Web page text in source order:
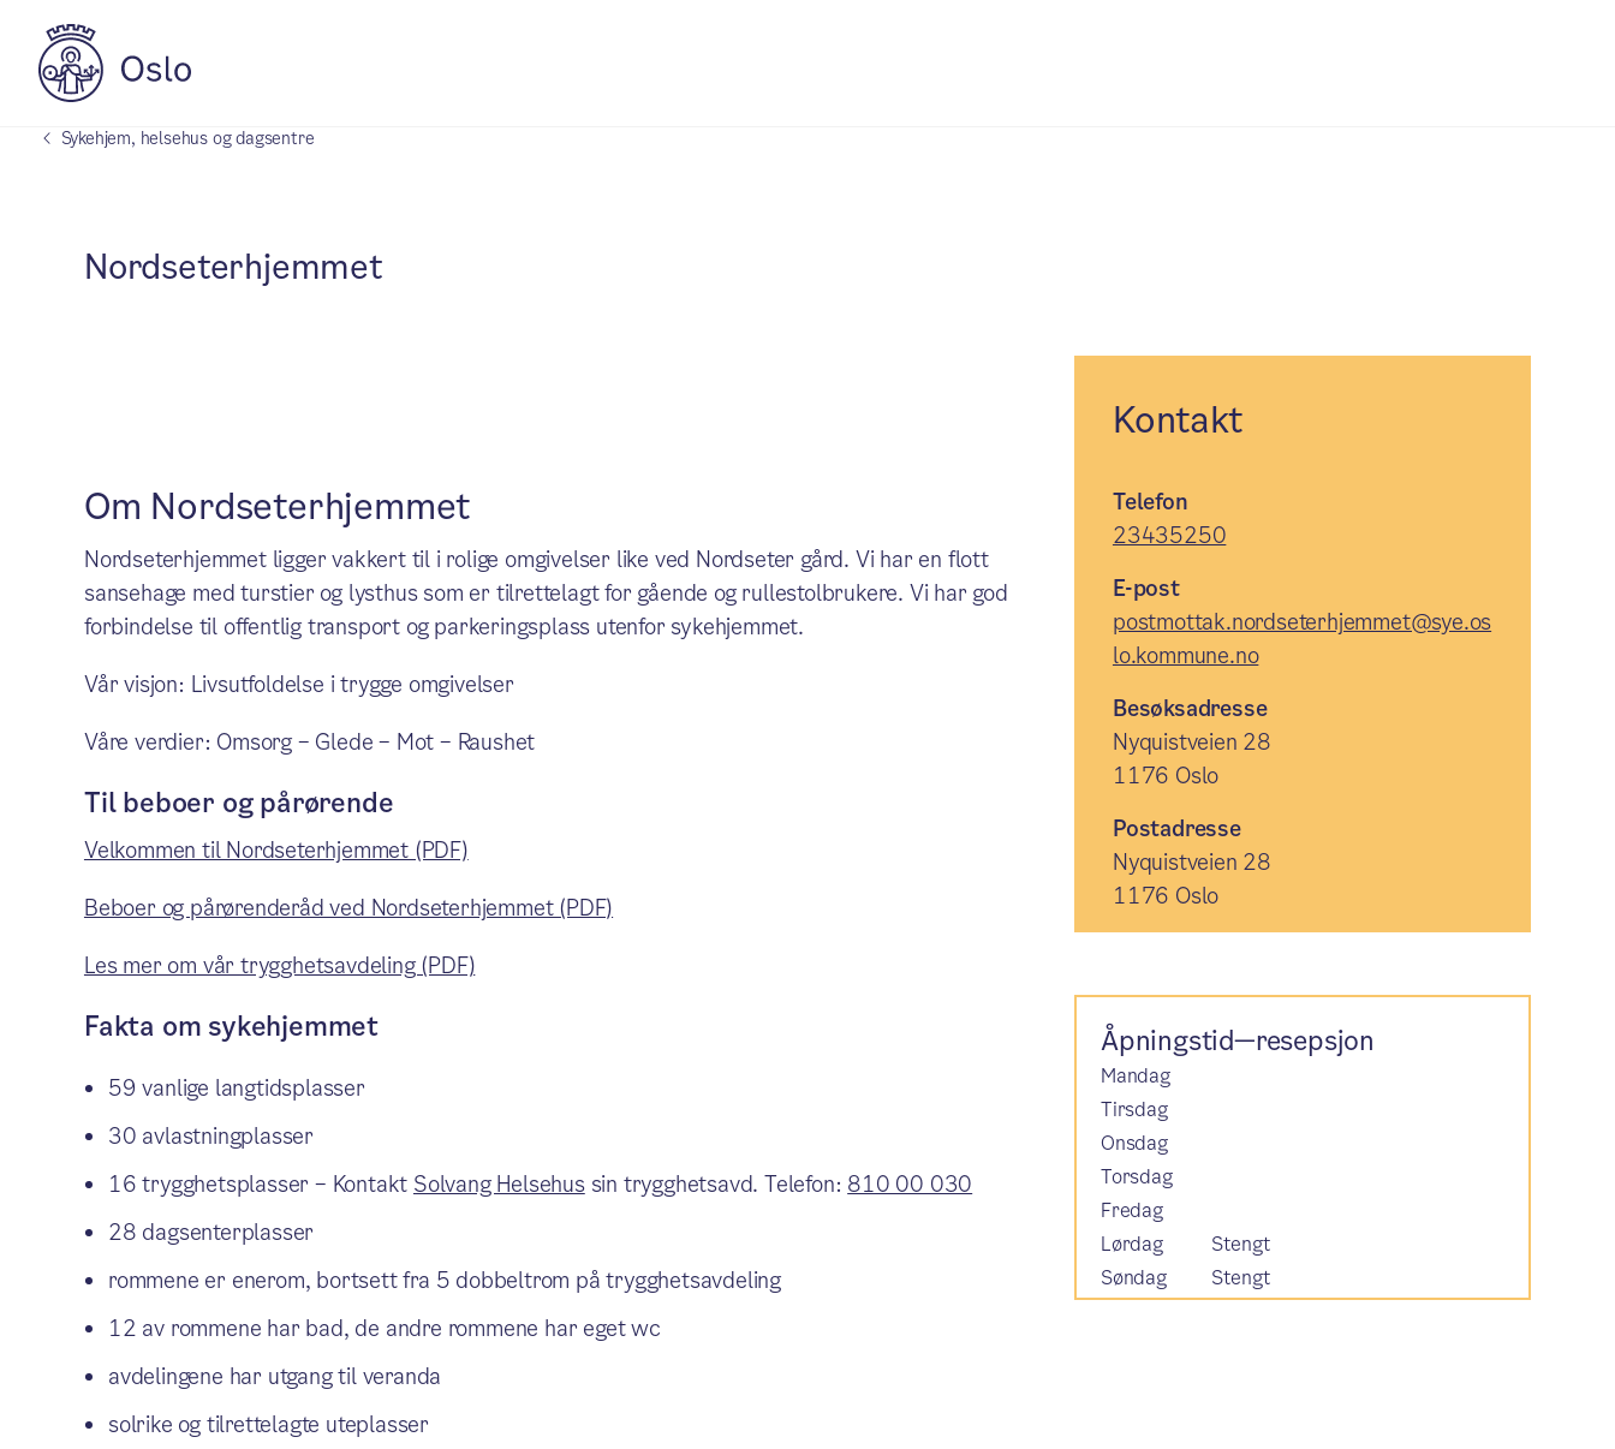
Sykehjem, helsehus og dagsentre
Nordseterhjemmet
Om Nordseterhjemmet
Nordseterhjemmet ligger vakkert til i rolige omgivelser like ved Nordseter gård. Vi har en flott
sansehage med turstier og lysthus som er tilrettelagt for gående og rullestolbrukere. Vi har god
forbindelse til offentlig transport og parkeringsplass utenfor sykehjemmet.
Vår visjon: Livsutfoldelse i trygge omgivelser
Våre verdier: Omsorg – Glede – Mot – Raushet
Til beboer og pårørende
Velkommen til Nordseterhjemmet (PDF)
Beboer og pårørenderåd ved Nordseterhjemmet (PDF)
Les mer om vår trygghetsavdeling (PDF)
Fakta om sykehjemmet
59 vanlige langtidsplasser
30 avlastningplasser
16 trygghetsplasser – Kontakt Solvang Helsehussin trygghetsavd. Telefon: 810 00 030
28 dagsenterplasser
rommene er enerom, bortsett fra 5 dobbeltrom på trygghetsavdeling
12 av rommene har bad, de andre rommene har eget wc
avdelingene har utgang til veranda
solrike og tilrettelagte uteplasser
Kontakt
Telefon
23435250
E-post
postmottak.nordseterhjemmet@sye.os
lo.kommune.no
Besøksadresse
Nyquistveien 28
1176 Oslo
Postadresse
Nyquistveien 28
1176 Oslo
Åpningstid—resepsjon
Mandag
Tirsdag
Onsdag
Torsdag
Fredag
Lørdag
Stengt
Søndag
Stengt